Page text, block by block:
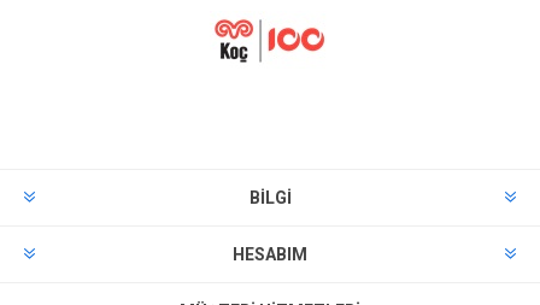
BILGI
HESABIM